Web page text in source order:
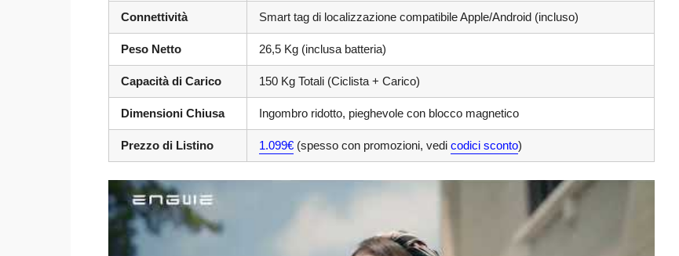
Connettività Smart tag di localizzazione compatibile Apple/Android (incluso)
Peso Netto 26,5 Kg (inclusa batteria)
Capacità di Carico 150 Kg Totali (Ciclista + Carico)
Dimensioni Chiusa Ingombro ridotto, pieghevole con blocco magnetico
Prezzo di Listino 1.099€ (spesso con promozioni, vedi codici sconto)